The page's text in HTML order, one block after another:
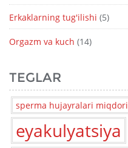
Erkaklarning tug'ilishi (5)
Orgazm va kuch (14)
TEGLAR
sperma hujayralari miqdori
eyakulyatsiya